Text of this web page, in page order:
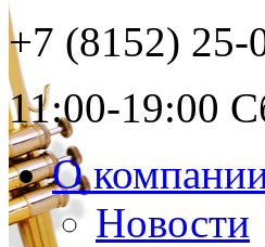
+7 (8152) 25-
11:00-19:00
О
Новости